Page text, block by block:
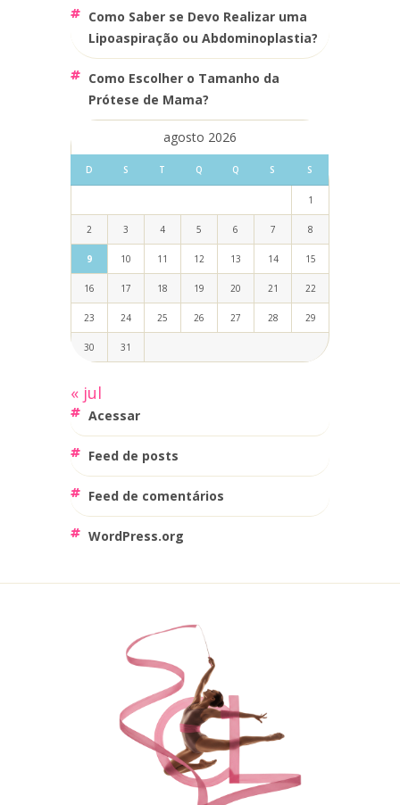
Como Saber se Devo Realizar uma
Lipoaspiração ou Abdominoplastia?
Como Escolher o Tamanho da
Prótese de Mama?
agosto 2026
D S T Q Q S S
1
2 3 4 5 6 7 8
9 10 11 12 13 14 15
16 17 18 19 20 21 22
23 24 25 26 27 28 29
30 31
« jul
Acessar
Feed de posts
Feed de comentários
WordPress.org